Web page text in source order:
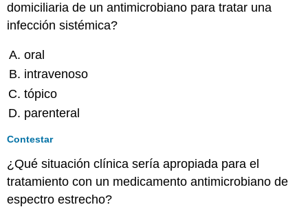
domiciliaria de un antimicrobiano para tratar una
infección sistémica?
oral
intravenoso
tópico
parenteral
Contestar
¿Qué situación clínica sería apropiada para el
tratamiento con un medicamento antimicrobiano de
espectro estrecho?